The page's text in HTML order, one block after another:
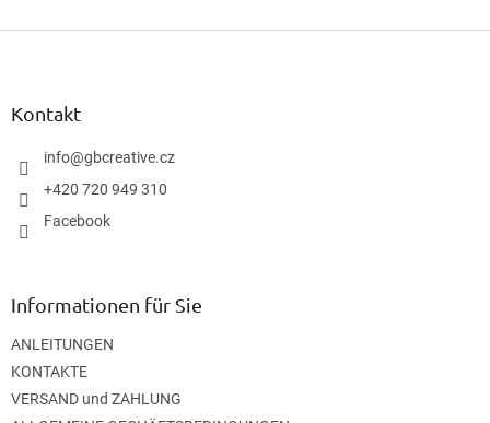
F
Kontakt
info@gbcreative.cz
+420 720 949 310
Facebook
Informationen für Sie
ANLEITUNGEN
KONTAKTE
VERSAND und ZAHLUNG